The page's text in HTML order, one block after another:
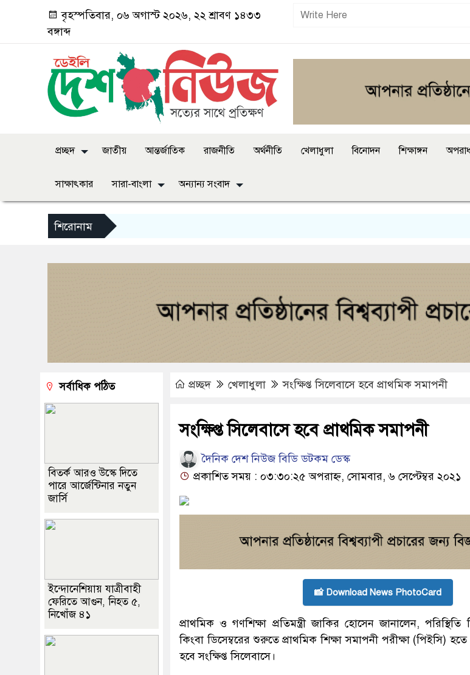
বৃহস্পতিবার, ০৬ অগাস্ট ২০২৬, ২২ শ্রাবণ ১৪৩৩
বঙ্গাব্দ
প্রচ্ছদ জাতীয় আন্তর্জাতিক রাজনীতি অর্থনীতি খেলাধুলা বিনোদন শিক্ষাঙ্গন
সাক্ষাৎকার সারা-বাংলা অন্যান্য সংবাদ
শিরোনাম
প্রচ্ছদ খেলাধুলা সংক্ষিপ্ত সিলেবাসে হবে প্রাথমিক সমাপনী
সংক্ষিপ্ত সিলেবাসে হবে প্রাথমিক সমাপনী
দৈনিক দেশ নিউজ বিডি ডটকম ডেস্ক
প্রকাশিত সময় : ০৩:৩০:২৫ অপরাহ্ন, সোমবার, ৬ সেপ্টেম্বর ২০২১
📸 Download News PhotoCard
প্রাথমিক ও গণশিক্ষা প্রতিমন্ত্রী জাকির হোসেন জানালেন, পরিস্থিতি
কিংবা ডিসেম্বরের শুরুতে প্রাথমিক শিক্ষা সমাপনী পরীক্ষা (পিইসি)
হবে সংক্ষিপ্ত সিলেবাসে।
সর্বাধিক পঠিত
বিতর্ক আরও উস্কে দিতে
পারে আর্জেন্টিনার নতুন
জার্সি
ইন্দোনেশিয়ায় যাত্রীবাহী
ফেরিতে আগুন, নিহত ৫,
নিখোঁজ ৪১